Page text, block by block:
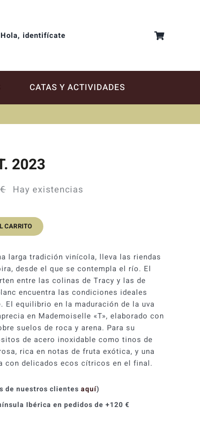
Hola, identifícate
CATAS Y ACTIVIDADES
2023
€ El
precio
original
era:
20,90 €.
El
precio
actual
es:
18,80 €.
Hay existencias
CARRITO
larga tradición vinícola, lleva las riendas
desde el que se contempla el río. El
entre las colinas de Tracy y las de
encuentra las condiciones ideales
El equilibrio en la maduración de la uva
en Mademoiselle «T», elaborado con
suelos de roca y arena. Para su
de acero inoxidable como tinos de
rica en notas de fruta exótica, y una
con delicados ecos cítricos en el final.
de nuestros clientes aquí)
Ibérica en pedidos de +120 €